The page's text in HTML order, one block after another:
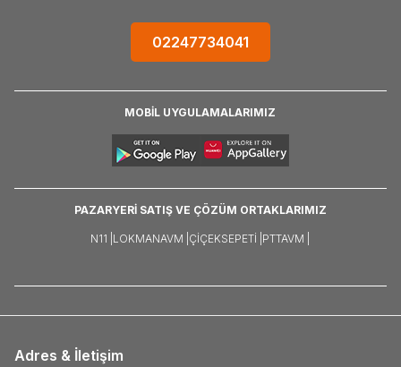
02247734041
MOBİL UYGULAMALARIMIZ
PAZARYERİ SATIŞ VE ÇÖZÜM ORTAKLARIMIZ
N11 | LOKMANAVM | ÇIÇEKSEPETI | PTTAVM |
Adres & İletişim